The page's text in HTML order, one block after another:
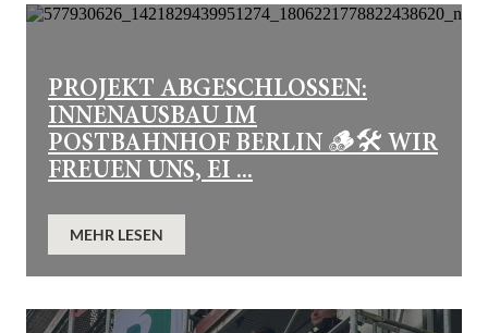
PROJEKT ABGESCHLOSSEN:
INNENAUSBAU IM
POSTBAHNHOF BERLIN 🪵🛠️ WIR
FREUEN UNS, EI ...
MEHR LESEN